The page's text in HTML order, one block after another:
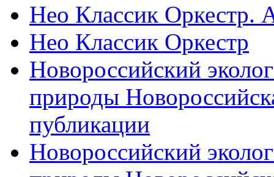
Нео Классик Оркестр.
Нео Классик Оркестр
Новороссийский
природы
публикации
Новороссийский